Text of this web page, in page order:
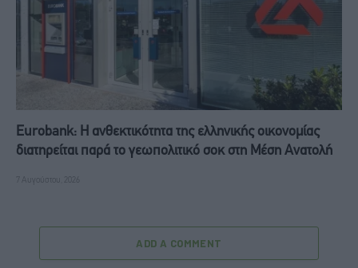
Eurobank: Η ανθεκτικότητα της ελληνικής οικονομίας
διατηρείται παρά το γεωπολιτικό σοκ στη Μέση Ανατολή
7 Αυγούστου, 2026
ADD A COMMENT